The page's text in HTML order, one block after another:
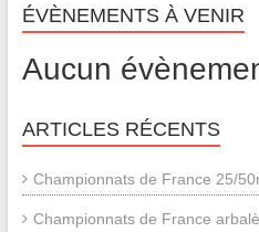
ÉVÈNEMENTS À VENIR
Aucun
ARTICLES RÉCENTS
Championnats de France 25/
Championnats de France